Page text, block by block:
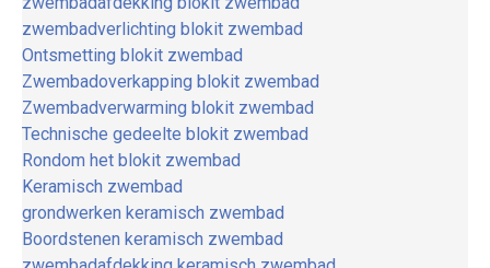
zwembadverlichting blokit zwembad
Ontsmetting blokit zwembad
Zwembadoverkapping blokit zwembad
Zwembadverwarming blokit zwembad
Technische gedeelte blokit zwembad
Rondom het blokit zwembad
Keramisch zwembad
grondwerken keramisch zwembad
Boordstenen keramisch zwembad